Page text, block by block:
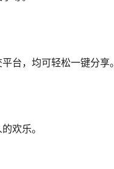
台，均可轻松一键分享。
欢乐。